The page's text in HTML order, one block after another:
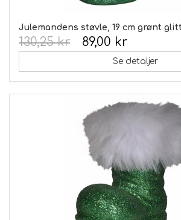
Julemandens støvle, 19 cm grønt
89,00 kr
130,25 kr
Se detaljer